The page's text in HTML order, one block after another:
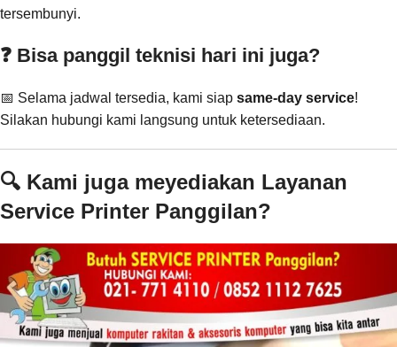
tersembunyi.
❓ Bisa panggil teknisi hari ini juga?
📅 Selama jadwal tersedia, kami siap same-day service!
Silakan hubungi kami langsung untuk ketersediaan.
🔍 Kami juga meyediakan Layanan
Service Printer Panggilan?